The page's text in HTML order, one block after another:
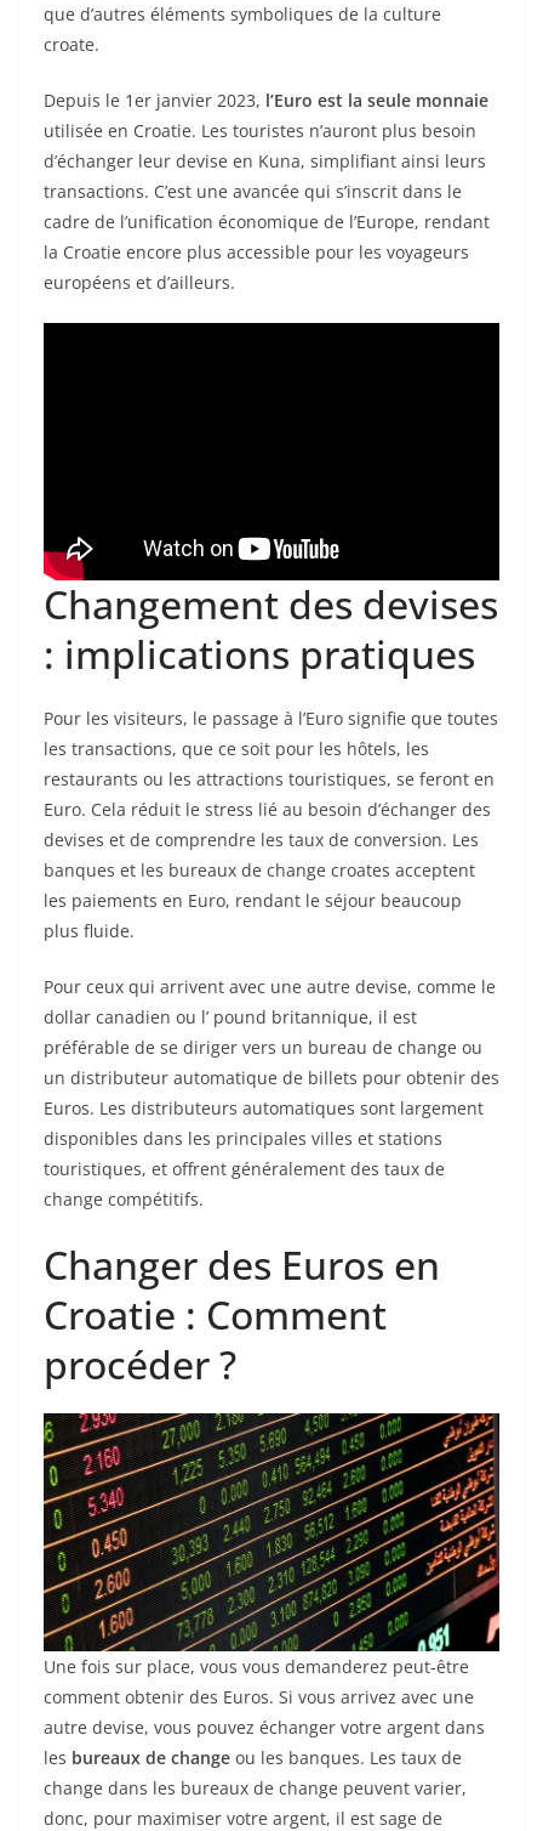
que d’autres éléments symboliques de la culture
croate.
Depuis le 1er janvier 2023, l’Euro est la seule monnaie
utilisée en Croatie. Les touristes n’auront plus besoin
d’échanger leur devise en Kuna, simplifiant ainsi leurs
transactions. C’est une avancée qui s’inscrit dans le
cadre de l’unification économique de l’Europe, rendant
la Croatie encore plus accessible pour les voyageurs
européens et d’ailleurs.
Changement des devises
: implications pratiques
Pour les visiteurs, le passage à l’Euro signifie que toutes
les transactions, que ce soit pour les hôtels, les
restaurants ou les attractions touristiques, se feront en
Euro. Cela réduit le stress lié au besoin d’échanger des
devises et de comprendre les taux de conversion. Les
banques et les bureaux de change croates acceptent
les paiements en Euro, rendant le séjour beaucoup
plus fluide.
Pour ceux qui arrivent avec une autre devise, comme le
dollar canadien ou l’ pound britannique, il est
préférable de se diriger vers un bureau de change ou
un distributeur automatique de billets pour obtenir des
Euros. Les distributeurs automatiques sont largement
disponibles dans les principales villes et stations
touristiques, et offrent généralement des taux de
change compétitifs.
Changer des Euros en
Croatie : Comment
procéder ?
Une fois sur place, vous vous demanderez peut-être
comment obtenir des Euros. Si vous arrivez avec une
autre devise, vous pouvez échanger votre argent dans
les bureaux de change ou les banques. Les taux de
change dans les bureaux de change peuvent varier,
donc, pour maximiser votre argent, il est sage de